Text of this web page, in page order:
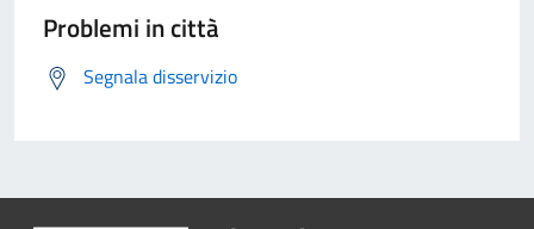
Problemi in città
Segnala disservizio